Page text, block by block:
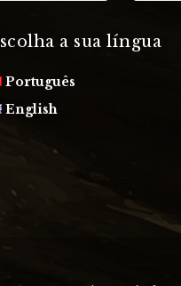
a sua língua
Português
English